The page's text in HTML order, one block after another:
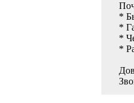
*
*
*
*